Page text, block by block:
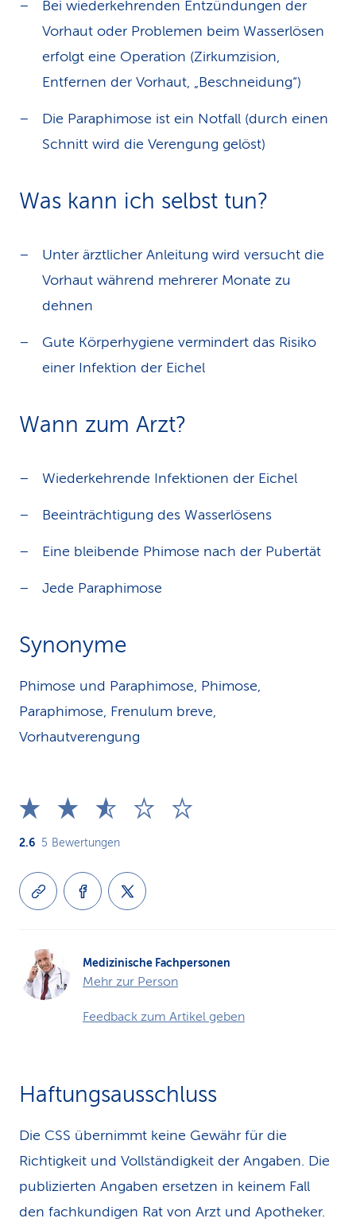
Bei wiederkehrenden Entzündungen der
Vorhaut oder Problemen beim Wasserlösen
erfolgt eine Operation (Zirkumzision,
Entfernen der Vorhaut, „Beschneidung“)
Die Paraphimose ist ein Notfall (durch einen
Schnitt wird die Verengung gelöst)
Was kann ich selbst tun?
Unter ärztlicher Anleitung wird versucht die
Vorhaut während mehrerer Monate zu
dehnen
Gute Körperhygiene vermindert das Risiko
einer Infektion der Eichel
Wann zum Arzt?
Wiederkehrende Infektionen der Eichel
Beeinträchtigung des Wasserlösens
Eine bleibende Phimose nach der Pubertät
Jede Paraphimose
Synonyme
Phimose und Paraphimose, Phimose,
Paraphimose, Frenulum breve,
Vorhautverengung
2.6 5 Bewertungen
Medizinische Fachpersonen
Mehr zur Person
Feedback zum Artikel geben
Haftungsausschluss
Die CSS übernimmt keine Gewähr für die
Richtigkeit und Vollständigkeit der Angaben. Die
publizierten Angaben ersetzen in keinem Fall
den fachkundigen Rat von Arzt und Apotheker.